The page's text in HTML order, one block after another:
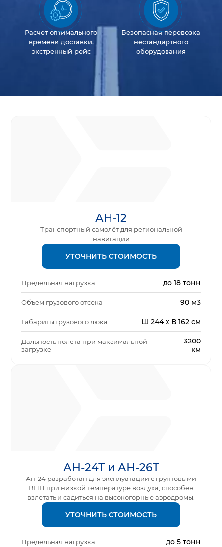
Расчет оптимального
времени доставки,
экстренный рейс
Безопасная перевозка
нестандартного
оборудования
АН-12
Транспортный самолёт для региональной
навигации
УТОЧНИТЬ СТОИМОСТЬ
Предельная нагрузка до 18 тонн
Объем грузового отсека 90 м3
Габариты грузового люка Ш 244 x В 162 см
Дальность полета при максимальной
загрузке
3200
км
АН-24Т и АН-26Т
Ан-24 разработан для эксплуатации с грунтовыми
ВПП при низкой температуре воздуха, способен
взлетать и садиться на высокогорные аэродромы.
УТОЧНИТЬ СТОИМОСТЬ
Предельная нагрузка до 5 тонн